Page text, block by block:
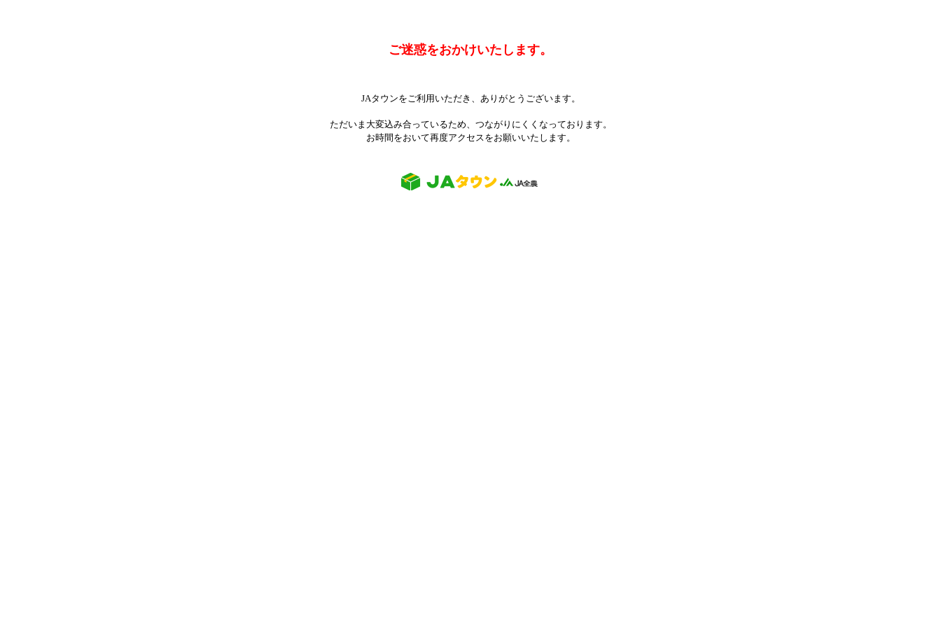
ご迷惑をおかけいたします。
JAタウンをご利用いただき、ありがとうございます。
ただいま大変込み合っているため、つながりにくくなっております。
お時間をおいて再度アクセスをお願いいたします。